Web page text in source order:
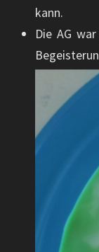
kann.
Die AG